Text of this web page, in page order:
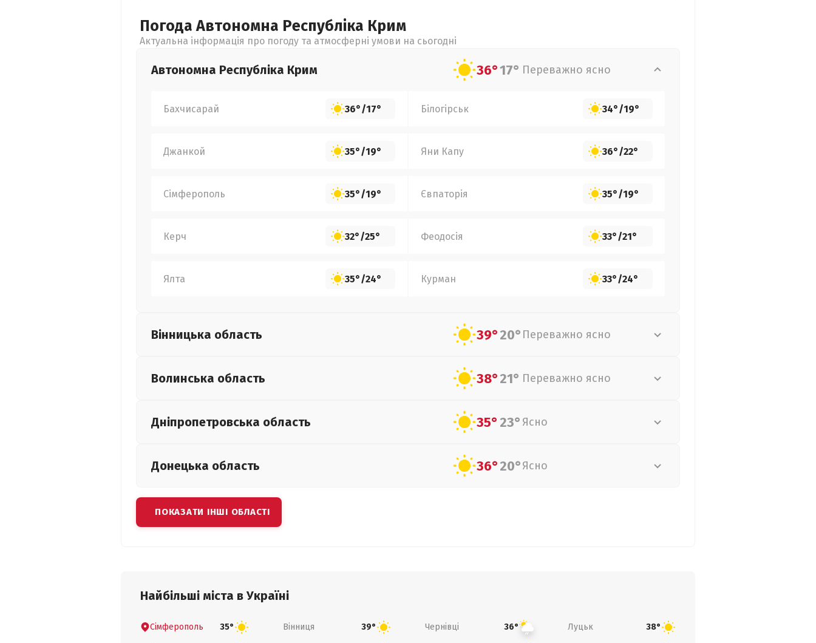
Погода Автономна Республіка Крим
Актуальна інформація про погоду та атмосферні умови на сьогодні
Автономна Республіка Крим 36°17° Переважно ясно
Бахчисарай 36°/17° Білогірськ 34°/19°
Джанкой 35°/19° Яни Капу 36°/22°
Сімферополь 35°/19° Євпаторія 35°/19°
Керч 32°/25° Феодосія 33°/21°
Ялта 35°/24° Курман 33°/24°
Вінницька область 39°20° Переважно ясно
Волинська область 38°21° Переважно ясно
Дніпропетровська область 35°23° Ясно
Донецька область 36°20°Ясно
ПОКАЗАТИ ІНШІ ОБЛАСТІ
Найбільші міста в Україні
Сімферополь 35° Вінниця 39° Чернівці 36° Луцьк 38°